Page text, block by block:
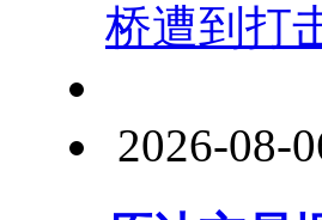
桥遭到打
2026-08-